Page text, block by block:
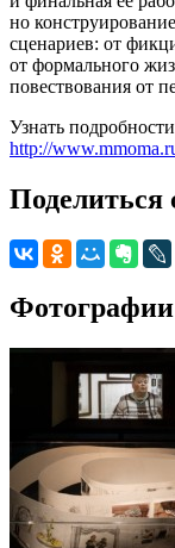
но
сценариев: от
от формального
повествования от
Узнать
http://
Поделиться